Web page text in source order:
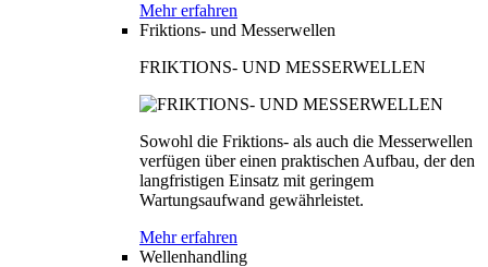
Mehr erfahren
Friktions- und Messerwellen
FRIKTIONS- UND MESSERWELLEN
Sowohl die Friktions- als auch die Messerwellen
verfügen über einen praktischen Aufbau, der den
langfristigen Einsatz mit geringem
Wartungsaufwand gewährleistet.
Mehr erfahren
Wellenhandling